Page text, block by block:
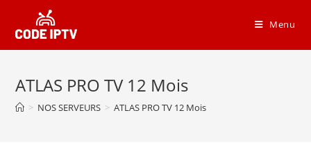
Menu
ATLAS PRO TV 12 Mois
> NOS SERVEURS > ATLAS PRO TV 12 Mois